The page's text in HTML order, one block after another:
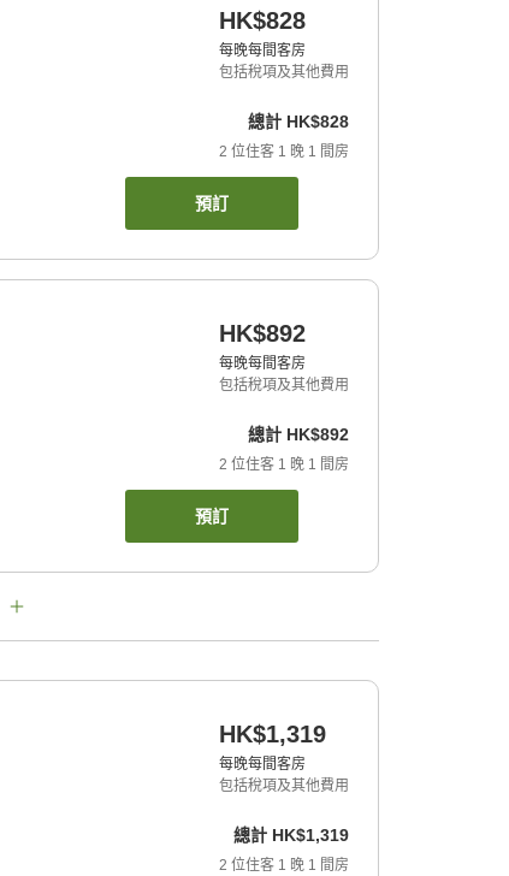
HK$828
每晚每間客房
包括稅項及其他費用
總計 HK$828
2 位住客 1 晚 1 間房
預訂
HK$892
每晚每間客房
包括稅項及其他費用
總計 HK$892
2 位住客 1 晚 1 間房
預訂
HK$1,319
每晚每間客房
包括稅項及其他費用
總計 HK$1,319
2 位住客 1 晚 1 間房